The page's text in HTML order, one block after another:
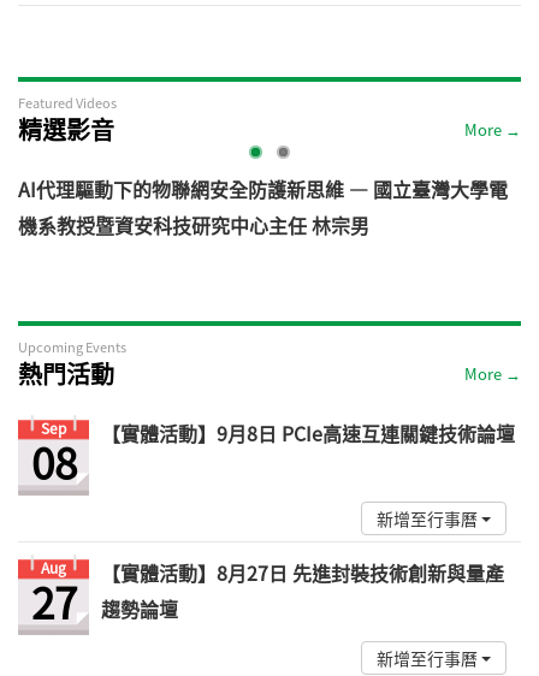
Featured Videos
精選影音 More →
AI代理驅動下的物聯網安全防護新思維 — 國立臺灣大學電
機系教授暨資安科技研究中心主任 林宗男
Upcoming Events
熱門活動 More →
Sep
08 【實體活動】9月8日 PCIe高速互連關鍵技術論壇
新增至行事曆
Aug
27
【實體活動】8月27日 先進封裝技術創新與量產
趨勢論壇
新增至行事曆